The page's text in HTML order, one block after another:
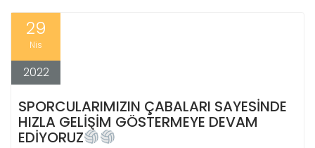
29
Nis
2022
SPORCULARIMIZIN ÇABALARI SAYESİNDE
HIZLA GELİŞİM GÖSTERMEYE DEVAM
EDİYORUZ